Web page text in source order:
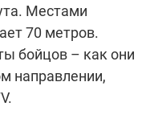
Местами
70 метров.
бойцов – как они
направлении,